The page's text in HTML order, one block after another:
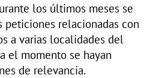
los últimos meses se
peticiones relacionadas con
a varias localidades del
el momento se hayan
de relevancia.